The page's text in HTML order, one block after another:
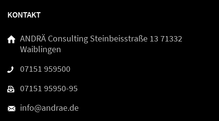
KONTAKT
ANDRÄ Consulting Steinbeisstraße 13 71332
Waiblingen
07151 959500
07151 95950-95
info@andrae.de